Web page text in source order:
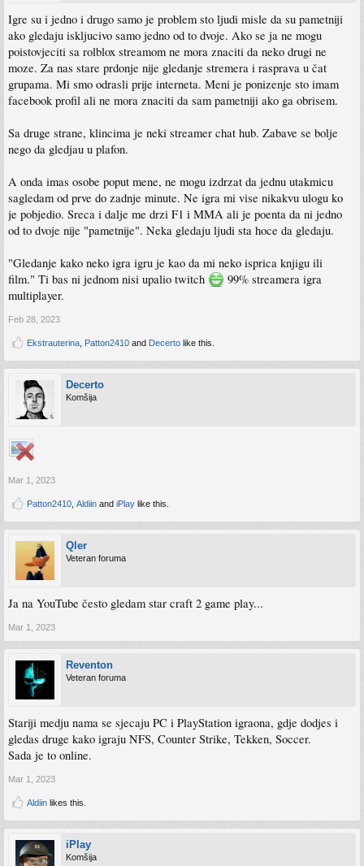
Igre su i jedno i drugo samo je problem sto ljudi misle da su pametniji
ako gledaju iskljucivo samo jedno od to dvoje. Ako se ja ne mogu
poistovjeciti sa rolblox streamom ne mora znaciti da neko drugi ne
moze. Za nas stare prdonje nije gledanje stremera i rasprava u čat
grupama. Mi smo odrasli prije interneta. Meni je ponizenje sto imam
facebook profil ali ne mora znaciti da sam pametniji ako ga obrisem.
Sa druge strane, klincima je neki streamer chat hub. Zabave se bolje
nego da gledjau u plafon.
A onda imas osobe poput mene, ne mogu izdrzat da jednu utakmicu
sagledam od prve do zadnje minute. Ne igra mi vise nikakvu ulogu ko
je pobjedio. Sreca i dalje me drzi F1 i MMA ali je poenta da ni jedno
od to dvoje nije "pametnije". Neka gledaju ljudi sta hoce da gledaju.
"Gledanje kako neko igra igru je kao da mi neko isprica knjigu ili
film." Ti bas ni jednom nisi upalio twitch
99% streamera igra
multiplayer.
Feb 28, 2023
Ekstrauterina Patton2410 and Decerto like this.
Decerto
Komšija
Mar 1, 2023
Patton2410 Aldiin and iPlay like this.
Qler
Veteran foruma
Ja na YouTube često gledam star craft 2 game play...
Mar 1, 2023
Reventon
Veteran foruma
Stariji medju nama se sjecaju PC i PlayStation igraona, gdje dodjes i
gledas druge kako igraju NFS, Counter Strike, Tekken, Soccer.
Sada je to online.
Mar 1, 2023
Aldiin likes this.
iPlay
Komšija